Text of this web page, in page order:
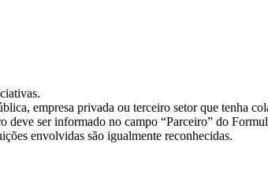
empresa privada ou terceiro setor que tenha
deve ser informado no campo “Parceiro” do
envolvidas são igualmente reconhecidas.